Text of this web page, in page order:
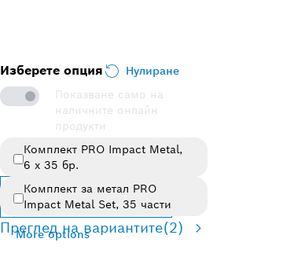
Изберете опция
Нулиране
Показване само на
наличните онлайн
продукти
Комплект PRO Impact Metal,
6 x 35 бр.
Комплект за метал PRO
Impact Metal Set, 35 части
More options
Избрана опция
Промяна на вариант
Преглед на вариантите(2)